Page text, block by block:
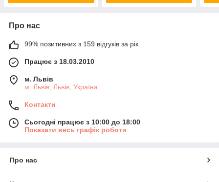
Про нас
99% позитивних з 159 відгуків за рік
Працює з 18.03.2010
м. Львів
м. Львів, Львів, Україна
Контакти
Сьогодні працює з 10:00 до 18:00
Показати весь графік роботи
Про нас